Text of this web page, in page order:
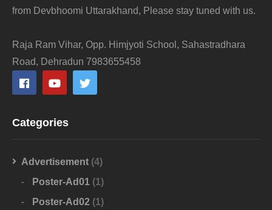
from Devbhoomi Uttarakhand, Please stay tuned with us.
Raja Ram Vihar, Opp. Himjyoti School, Sahastradhara
Road, Dehradun 7983655458
Categories
Advertisement (4)
Poster-Ad01 (1)
Poster-Ad02 (1)